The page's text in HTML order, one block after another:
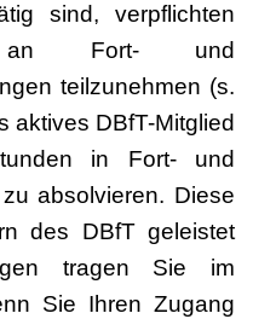
sind, verpflichten
an Fort- und
teilzunehmen (s.
aktives DBfT-Mitglied
in Fort- und
absolvieren. Diese
des DBfT geleistet
tragen Sie im
Sie Ihren Zugang